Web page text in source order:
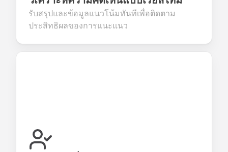
รับสรุปและข้อมูลแนวโน้มทันทีเพื่อติดตาม
ประสิทธิผลของการแนะแนว